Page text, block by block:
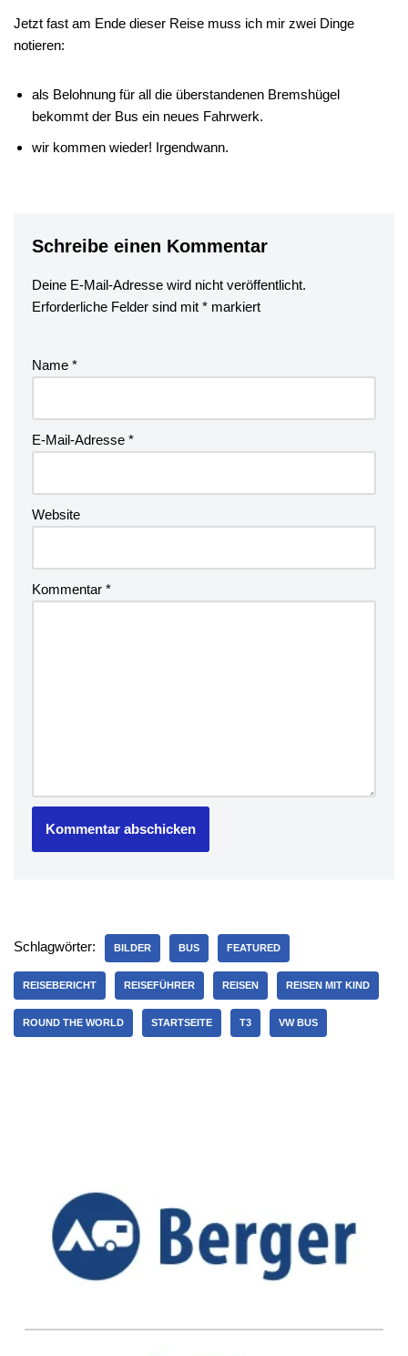
Jetzt fast am Ende dieser Reise muss ich mir zwei Dinge
notieren:
als Belohnung für all die überstandenen Bremshügel
bekommt der Bus ein neues Fahrwerk.
wir kommen wieder! Irgendwann.
Schreibe einen Kommentar
Deine E-Mail-Adresse wird nicht veröffentlicht.
Erforderliche Felder sind mit * markiert
Name *
E-Mail-Adresse *
Website
Kommentar *
Schlagwörter: BILDER BUS FEATURED
REISEBERICHT REISEFÜHRER REISEN REISEN MIT KIND
ROUND THE WORLD STARTSEITE T3 VW BUS